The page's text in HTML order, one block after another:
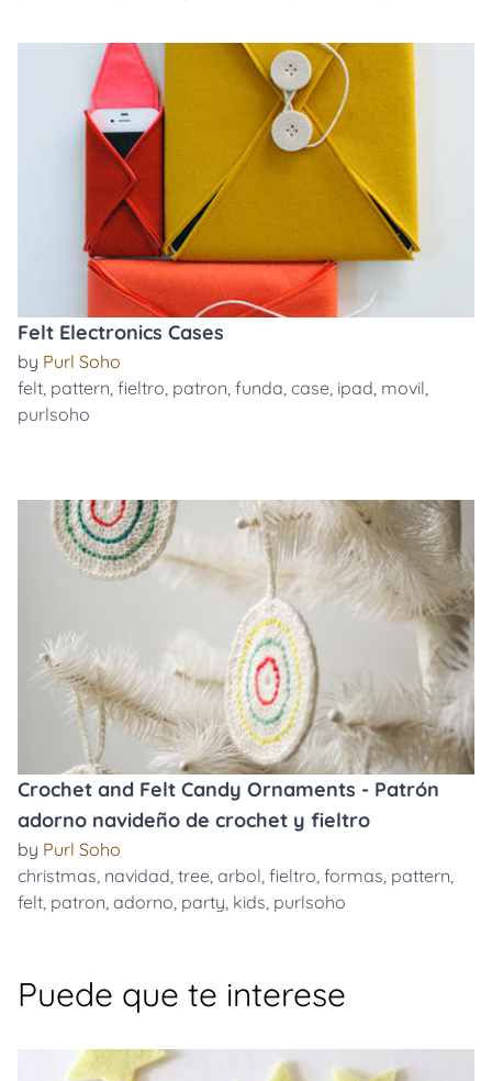
Felt Electronics Cases
by Purl Soho
felt, pattern, fieltro, patron, funda, case, ipad, movil,
purlsoho
Crochet and Felt Candy Ornaments - Patrón
adorno navideño de crochet y fieltro
by Purl Soho
christmas, navidad, tree, arbol, fieltro, formas, pattern,
felt, patron, adorno, party, kids, purlsoho
Puede que te interese